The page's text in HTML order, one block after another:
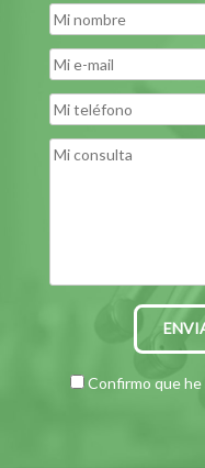
Por favor, deja este
Confirmo que